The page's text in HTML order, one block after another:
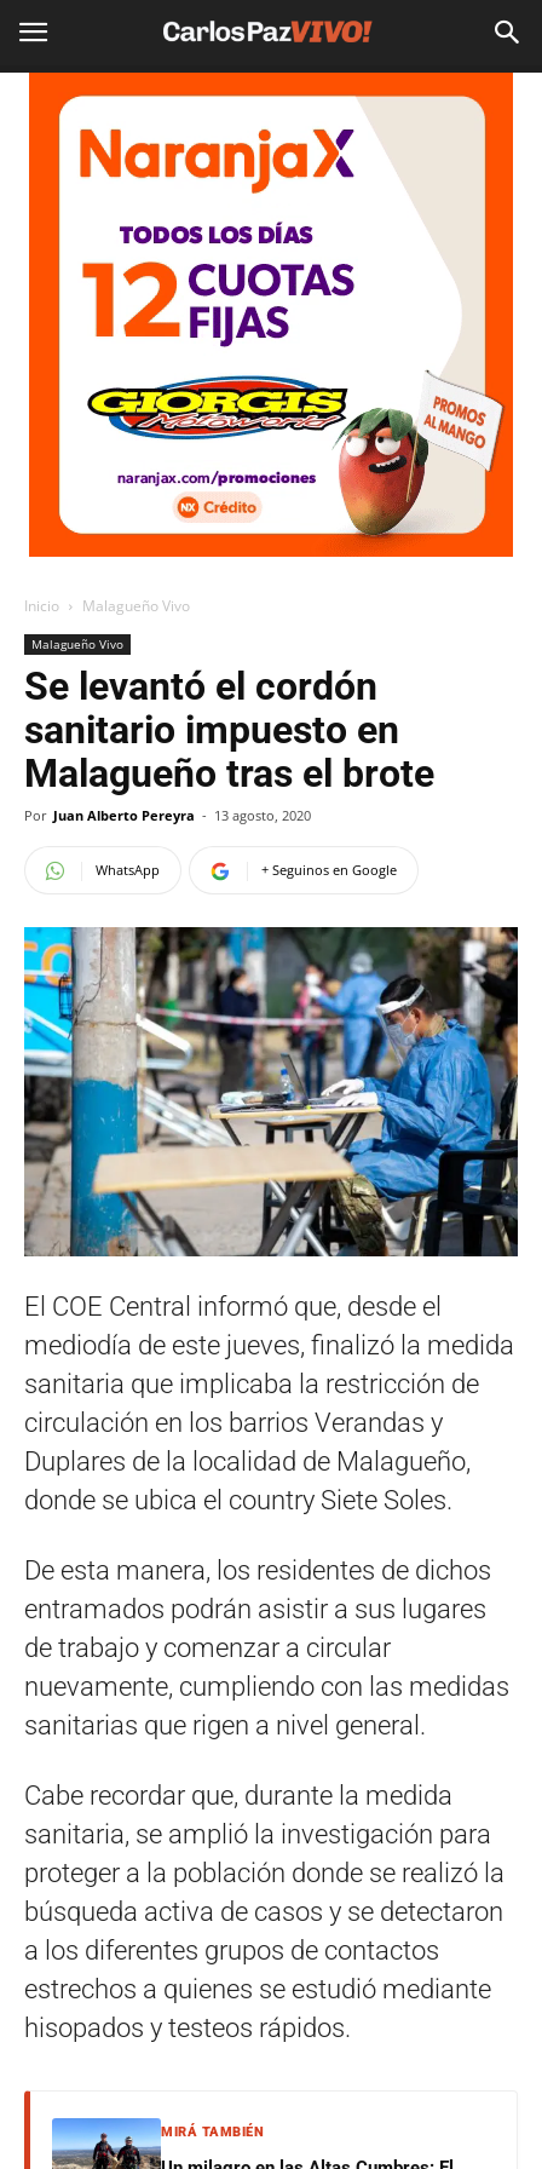
Inicio Malagueño Vivo
Malagueño Vivo
Se levantó el cordón
sanitario impuesto en
Malagueño tras el brote
Por Juan Alberto Pereyra - 13 agosto, 2020
WhatsApp + Seguinos en Google
El COE Central informó que, desde el
mediodía de este jueves, finalizó la medida
sanitaria que implicaba la restricción de
circulación en los barrios Verandas y
Duplares de la localidad de Malagueño,
donde se ubica el country Siete Soles.
De esta manera, los residentes de dichos
entramados podrán asistir a sus lugares
de trabajo y comenzar a circular
nuevamente, cumpliendo con las medidas
sanitarias que rigen a nivel general.
Cabe recordar que, durante la medida
sanitaria, se amplió la investigación para
proteger a la población donde se realizó la
búsqueda activa de casos y se detectaron
a los diferentes grupos de contactos
estrechos a quienes se estudió mediante
hisopados y testeos rápidos.
MIRÁ TAMBIÉN